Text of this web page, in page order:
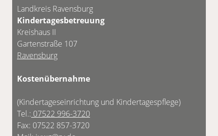
Landkreis Ravensburg
Kindertagesbetreuung
Kreishaus II
Gartenstraße 107
Ravensburg
Kostenübernahme
(Kindertageseinrichtung und Kindertagespflege)
Tel.: 07522 996-3720
Fax: 07522 857-3720